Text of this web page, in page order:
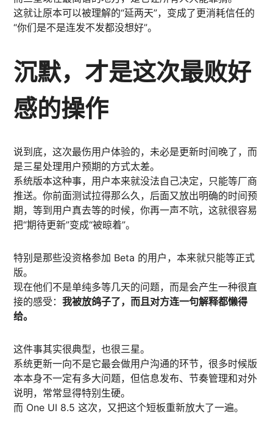
这就让原本可以被理解的“延两天”，变成了更消耗信任的
“你们是不是连发不发都没想好”。
沉默，才是这次最败好
感的操作
说到底，这次最伤用户体验的，未必是更新时间晚了，而
是三星处理用户预期的方式太差。
系统版本这种事，用户本来就没法自己决定，只能等厂商
推送。你前面测试拉得那么久，后面又放出明确的时间预
期，等到用户真去等的时候，你再一声不吭，这就很容易
把“期待更新”变成“被晾着”。
特别是那些没资格参加 Beta 的用户，本来就只能等正式
版。
现在他们不是单纯多等几天的问题，而是会产生一种很直
接的感受：我被放鸽子了，而且对方连一句解释都懒得
给。
这件事其实很典型，也很三星。
系统更新一向不是它最会做用户沟通的环节，很多时候版
本本身不一定有多大问题，但信息发布、节奏管理和对外
说明，常常显得特别生硬。
而 One UI 8.5 这次，又把这个短板重新放大了一遍。